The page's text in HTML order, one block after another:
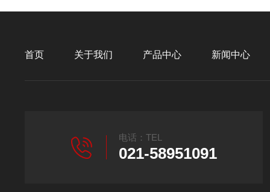
首页 关于我们 产品中心 新闻中心
电话：TEL
021-58951091